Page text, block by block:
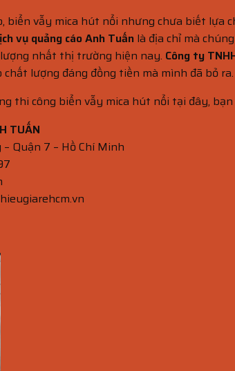
biển vẫy mica hút nổi nhưng chưa biết
vụ quảng cáo Anh Tuấn là địa chỉ mà
nhất thị trường hiện nay. Công ty
lượng đáng đồng tiền mà mình đã bỏ ra.
thi công biển vẫy mica hút nổi tại đây,
TUẤN
Quận 7 – Hồ Chí Minh